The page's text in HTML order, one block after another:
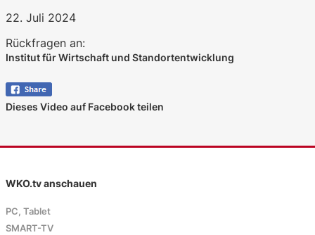
22. Juli 2024
Rückfragen an:
Institut für Wirtschaft und Standortentwicklung
Dieses Video auf Facebook teilen
WKO.tv anschauen
PC, Tablet
SMART-TV